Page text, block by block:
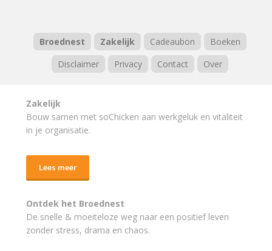
Broednest Zakelijk Cadeaubon
Boeken
Disclaimer
Privacy Contact Over
Zakelijk
Bouw samen met soChicken aan werkgeluk en vitaliteit
in je organisatie.
Lees meer
Ontdek het Broednest
De snelle & moeiteloze weg naar een positief leven
zonder stress, drama en chaos.